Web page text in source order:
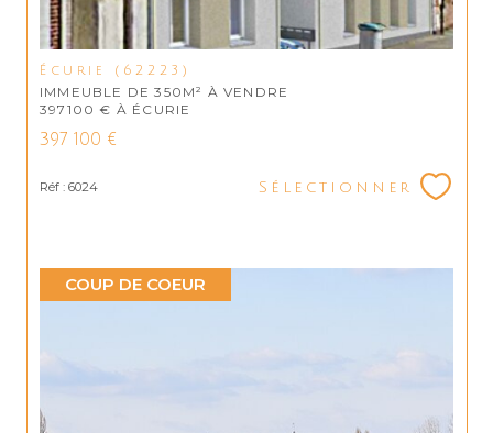
Écurie (62223)
IMMEUBLE DE 350M² À VENDRE
397100 € À ÉCURIE
397 100 €
Réf : 6024 Sélectionner
COUP DE COEUR